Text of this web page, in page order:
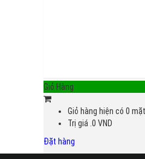
Giỏ Hàng
Giỏ hàng hiện có 0
Trị giá .0 VND
Đặt hàng